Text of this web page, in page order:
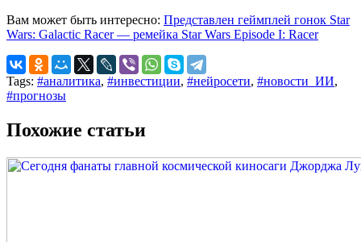
Вам может быть интересно: Представлен геймплей гонок Star
Wars: Galactic Racer — ремейка Star Wars Episode I: Racer
Tags: #аналитика, #инвестиции, #нейросети, #новости_ИИ,
#прогнозы
Похожие статьи